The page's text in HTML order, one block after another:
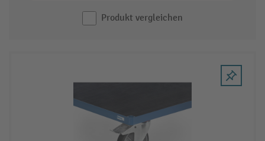
Produkt vergleichen